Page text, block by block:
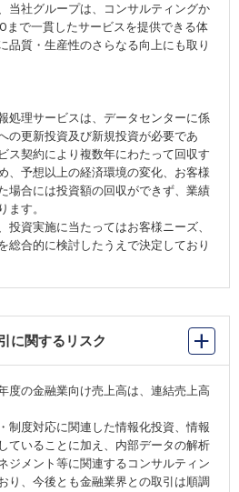
当社グループは、コンサルティングか
まで一貫したサービスを提供できる体
品質・生産性のさらなる向上にも取り
処理サービスは、データセンターに係
の更新投資及び新規投資が必要であ
ス契約により複数年にわたって回収す
、予想以上の経済環境の変化、お客様
場合には投資額の回収ができず、業績
ます。
投資実施に当たってはお客様ニーズ、
総合的に検討したうえで決定しており
関するリスク
度の金融業向け売上高は、連結売上高
制度対応に関連した情報化投資、情報
ていることに加え、内部データの解析
ジメント等に関連するコンサルティン
り、今後とも金融業界との取引は順調